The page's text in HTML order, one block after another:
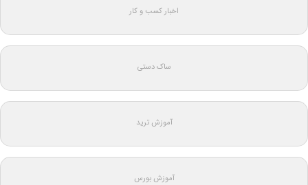
اخبار کسب و کار
ساک دستی
آموزش ترید
آموزش بورس